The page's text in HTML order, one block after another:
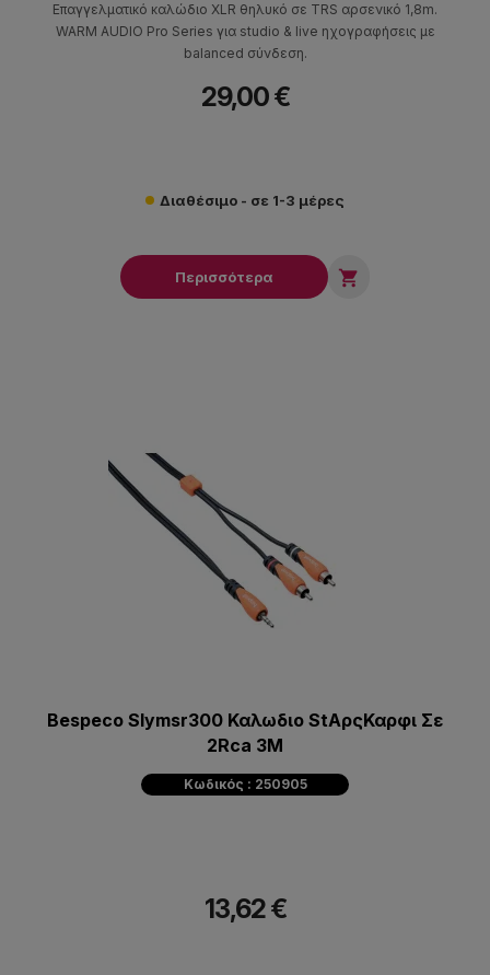
Επαγγελματικό καλώδιο XLR θηλυκό σε TRS αρσενικό 1,8m.
WARM AUDIO Pro Series για studio & live ηχογραφήσεις με
balanced σύνδεση.
29,00 €
Διαθέσιμο - σε 1-3 μέρες
Περισσότερα 
Bespeco Slymsr300 Καλωδιο StΑρςΚαρφι Σε
2Rca 3Μ
Κωδικός : 250905
13,62 €